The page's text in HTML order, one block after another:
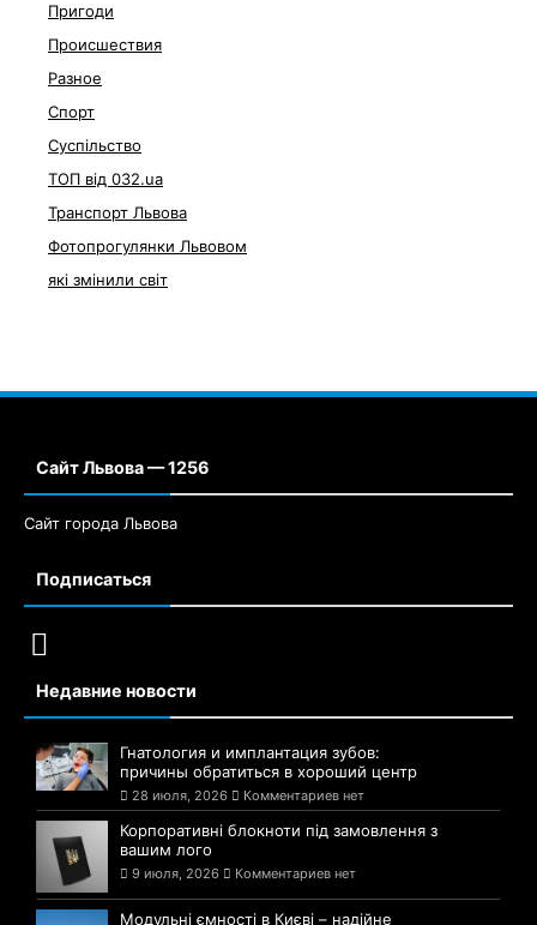
Пригоди
Происшествия
Разное
Спорт
Суспільство
ТОП від 032.ua
Транспорт Львова
Фотопрогулянки Львовом
які змінили світ
Сайт Львова — 1256
Сайт города Львова
Подписаться
Недавние новости
Гнатология и имплантация зубов:
причины обратиться в хороший центр
28 июля, 2026 Комментариев нет
Корпоративні блокноти під замовлення з
вашим лого
9 июля, 2026 Комментариев нет
Модульні ємності в Києві – надійне